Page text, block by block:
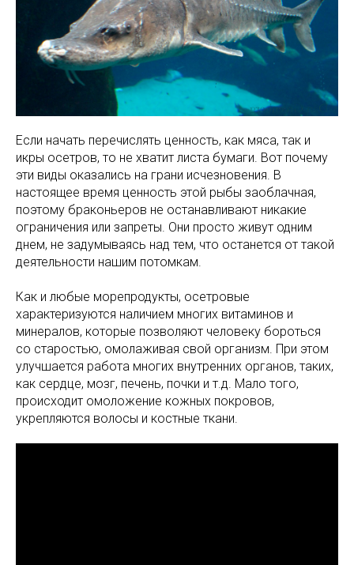
Если начать перечислять ценность, как мяса, так и
икры осетров, то не хватит листа бумаги. Вот почему
эти виды оказались на грани исчезновения. В
настоящее время ценность этой рыбы заоблачная,
поэтому браконьеров не останавливают никакие
ограничения или запреты. Они просто живут одним
днем, не задумываясь над тем, что останется от такой
деятельности нашим потомкам.
Как и любые морепродукты, осетровые
характеризуются наличием многих витаминов и
минералов, которые позволяют человеку бороться
со старостью, омолаживая свой организм. При этом
улучшается работа многих внутренних органов, таких,
как сердце, мозг, печень, почки и т.д. Мало того,
происходит омоложение кожных покровов,
укрепляются волосы и костные ткани.